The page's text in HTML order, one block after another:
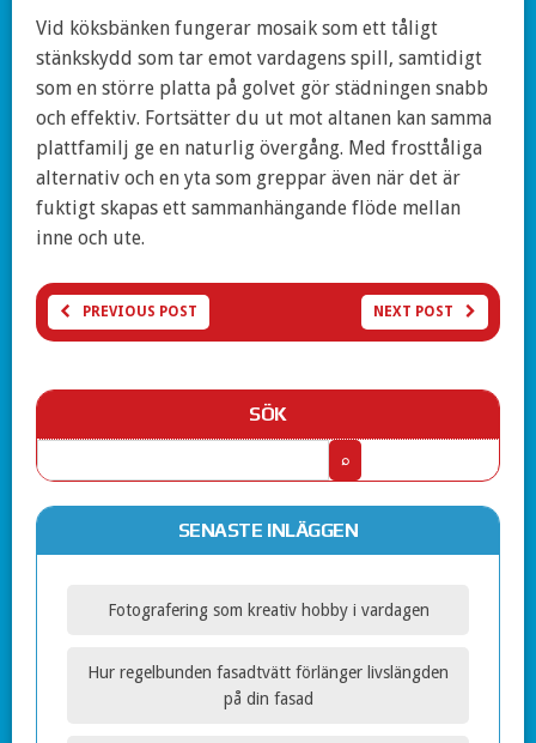
Vid köksbänken fungerar mosaik som ett tåligt
stänkskydd som tar emot vardagens spill, samtidigt
som en större platta på golvet gör städningen snabb
och effektiv. Fortsätter du ut mot altanen kan samma
plattfamilj ge en naturlig övergång. Med frosttåliga
alternativ och en yta som greppar även när det är
fuktigt skapas ett sammanhängande flöde mellan
inne och ute.
PREVIOUS POST NEXT POST
SÖK
SENASTE INLÄGGEN
Fotografering som kreativ hobby i vardagen
Hur regelbunden fasadtvätt förlänger livslängden
på din fasad